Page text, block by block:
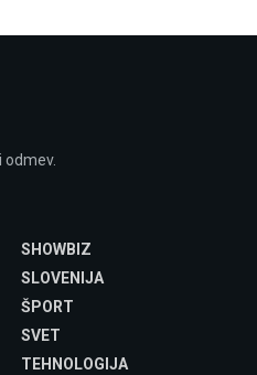
SHOWBIZ
SLOVENIJA
ŠPORT
SVET
TEHNOLOGIJA